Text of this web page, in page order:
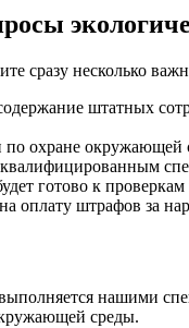
сразу несколько
штатных
по охране
готово к
оплату штрафов за
нашими
среды.